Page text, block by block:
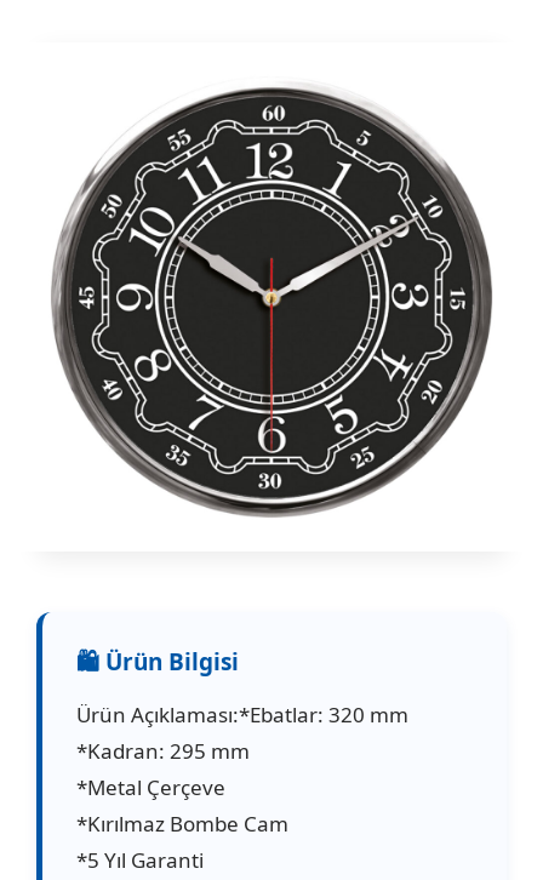
Ürün Açıklaması:*Ebatlar: 320 mm
*Kadran: 295 mm
*Metal Çerçeve
*Kırılmaz Bombe Cam
*5 Yıl Garanti